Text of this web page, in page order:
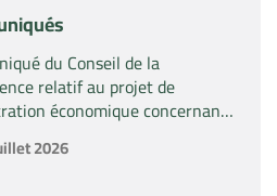
du Conseil de la
relatif au projet de
économique concernant
la société « Fives SAS » du
de la société « Aries
2026